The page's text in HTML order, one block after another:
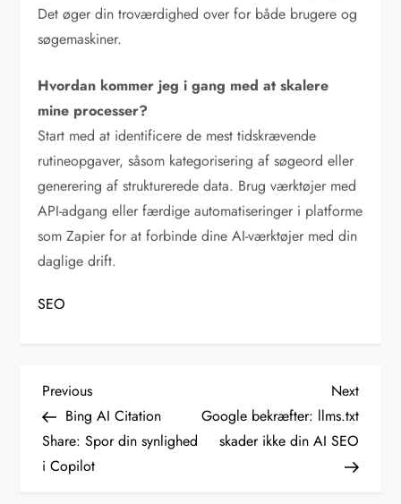
Det øger din troværdighed over for både brugere og
søgemaskiner.
Hvordan kommer jeg i gang med at skalere
mine processer?
Start med at identificere de mest tidskrævende
rutineopgaver, såsom kategorisering af søgeord eller
generering af strukturerede data. Brug værktøjer med
API-adgang eller færdige automatiseringer i platforme
som Zapier for at forbinde dine AI-værktøjer med din
daglige drift.
SEO
I
n
d
Previous
Post
Previous
Bing AI Citation
Share: Spor din synlighed
i Copilot
Next
Post
Next
Google bekræfter: llms.txt
skader ikke din AI SEO